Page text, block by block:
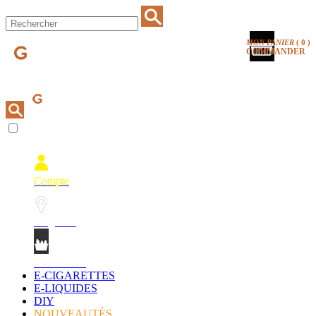
MON PANIER ( 0 )
COMMANDER
Compte
E-CIGARETTES
E-LIQUIDES
DIY
NOUVEAUTÉS